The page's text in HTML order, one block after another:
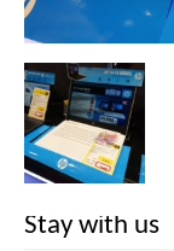
Stay with us